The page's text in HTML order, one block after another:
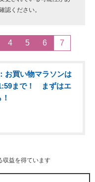
認ください。
4 5 6 7
お買い物マラソンは
まで！ まずはエ
収益を得ています